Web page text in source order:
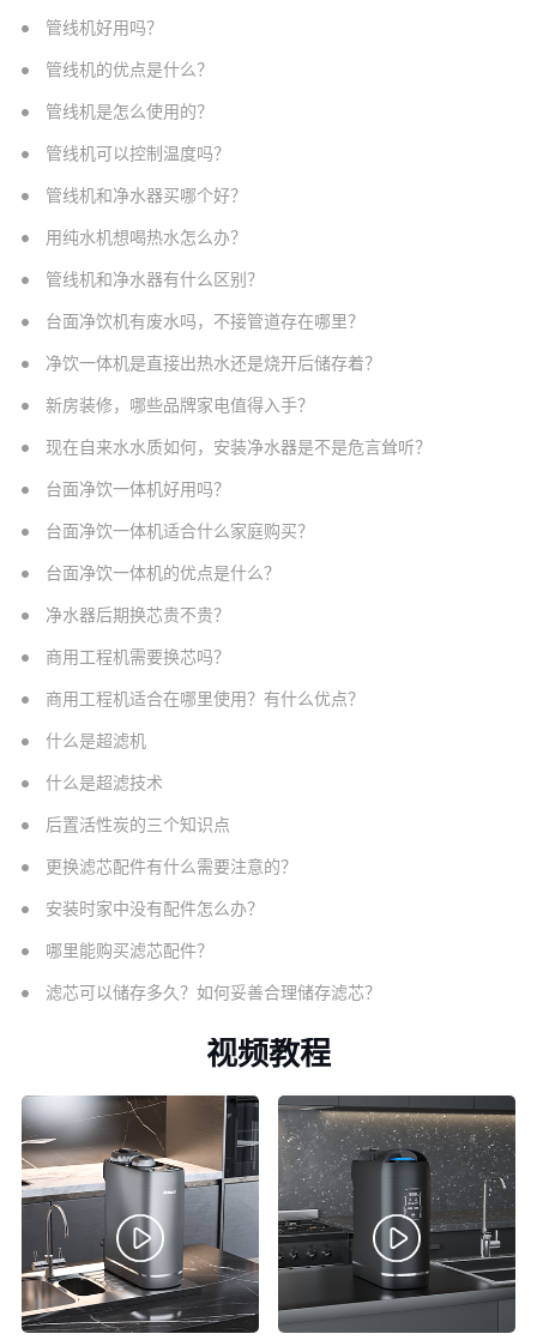
管线机好用吗？
管线机的优点是什么？
管线机是怎么使用的？
管线机可以控制温度吗？
管线机和净水器买哪个好？
用纯水机想喝热水怎么办？
管线机和净水器有什么区别？
台面净饮机有废水吗，不接管道存在哪里？
净饮一体机是直接出热水还是烧开后储存着？
新房装修，哪些品牌家电值得入手？
现在自来水水质如何，安装净水器是不是危言耸听？
台面净饮一体机好用吗？
台面净饮一体机适合什么家庭购买？
台面净饮一体机的优点是什么？
净水器后期换芯贵不贵？
商用工程机需要换芯吗？
商用工程机适合在哪里使用？有什么优点？
什么是超滤机
什么是超滤技术
后置活性炭的三个知识点
更换滤芯配件有什么需要注意的？
安装时家中没有配件怎么办？
哪里能购买滤芯配件？
滤芯可以储存多久？如何妥善合理储存滤芯？
视频教程